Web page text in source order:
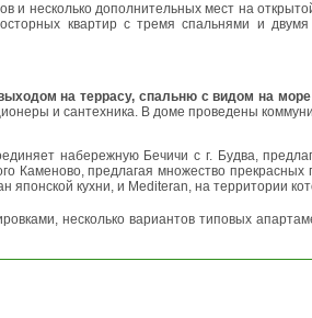
и несколько дополнительных мест на
квартир с тремя спальнями и
на террасу, спальню с видом на
и сантехника. В доме проведены
набережную Бечичи с г. Будва,
Каменово, предлагая множество
кухни, и Mediteran, на территории
несколько вариантов типовых